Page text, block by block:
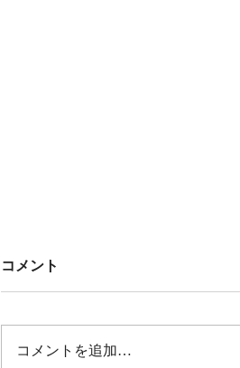
Untitled
オープニング 冬の荒波から🎵風
で すごく盛り上がりました💖💖
コメント
コメントを追加…